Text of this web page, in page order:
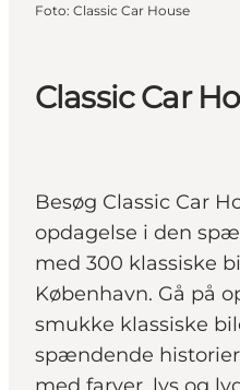
Classic Car
Besøg Classic Car
opdagelse i den
med 300 klassiske
København. Gå på
smukke klassiske
spændende
Foto: Classic Car House